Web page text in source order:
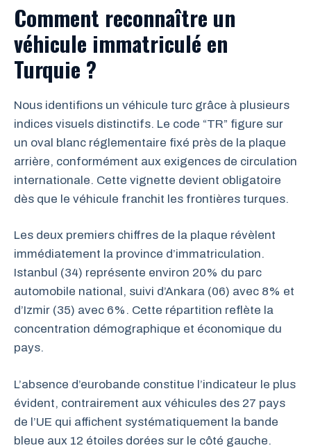
Comment reconnaître un
véhicule immatriculé en
Turquie ?
Nous identifions un véhicule turc grâce à plusieurs
indices visuels distinctifs. Le code “TR” figure sur
un oval blanc réglementaire fixé près de la plaque
arrière, conformément aux exigences de circulation
internationale. Cette vignette devient obligatoire
dès que le véhicule franchit les frontières turques.
Les deux premiers chiffres de la plaque révèlent
immédiatement la province d’immatriculation.
Istanbul (34) représente environ 20% du parc
automobile national, suivi d’Ankara (06) avec 8% et
d’Izmir (35) avec 6%. Cette répartition reflète la
concentration démographique et économique du
pays.
L’absence d’eurobande constitue l’indicateur le plus
évident, contrairement aux véhicules des 27 pays
de l’UE qui affichent systématiquement la bande
bleue aux 12 étoiles dorées sur le côté gauche.